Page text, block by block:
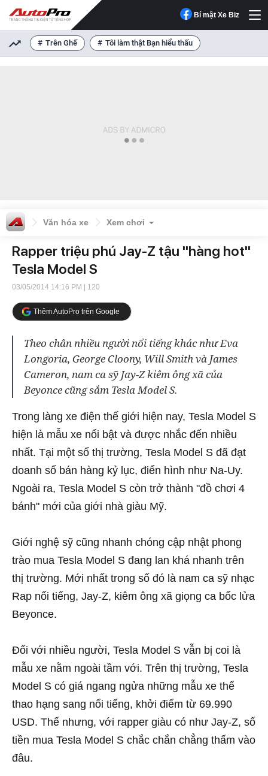
Bí mật Xe Biz
Trên Ghế Tôi làm thật Bạn hiểu thấu
Văn hóa xe Xem chơi
Rapper triệu phú Jay-Z tậu "hàng hot"
Tesla Model S
03/05/2014 14:16 PM | 120
Thêm AutoPro trên Google
Theo chân nhiều người nổi tiếng khác như Eva
Longoria, George Cloony, Will Smith và James
Cameron, nam ca sỹ Jay-Z kiêm ông xã của
Beyonce cũng sắm Tesla Model S.
Trong làng xe điện thế giới hiện nay, Tesla Model S
hiện là mẫu xe nổi bật và được nhắc đến nhiều
nhất. Tại một số thị trường, Tesla Model S đã đạt
doanh số bán hàng kỷ lục, điển hình như Na-Uy.
Ngoài ra, Tesla Model S còn trở thành "đồ chơi 4
bánh" mới của giới nhà giàu Mỹ.
Giới nghệ sỹ cũng nhanh chóng cập nhật phong
trào mua Tesla Model S đang lan khá nhanh trên
thị trường. Mới nhất trong số đó là nam ca sỹ nhạc
Rap nổi tiếng, Jay-Z, kiêm ông xã giọng ca bốc lửa
Beyonce.
Đối với nhiều người, Tesla Model S vẫn bị coi là
mẫu xe nằm ngoài tầm với. Trên thị trường, Tesla
Model S có giá ngang ngửa những mẫu xe thể
thao hạng sang nổi tiếng, khởi điểm từ 69.990
USD. Thế nhưng, với rapper giàu có như Jay-Z, số
tiền mua Tesla Model S chắc chắn chẳng thấm vào
đâu.